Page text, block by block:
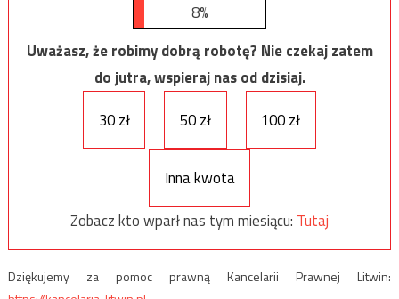
8%
Uważasz, że robimy dobrą robotę? Nie czekaj zatem
do jutra, wspieraj nas od dzisiaj.
30 zł
50 zł 100 zł
Inna kwota
Zobacz kto wparł nas tym miesiącu: Tutaj
Dziękujemy za pomoc prawną Kancelarii Prawnej Litwin: